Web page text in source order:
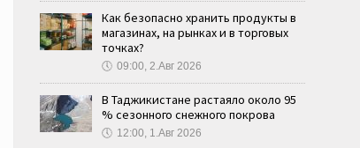
Как безопасно хранить продукты в
магазинах, на рынках и в торговых
точках?
🕔 09:00, 2.Авг 2026
В Таджикистане растаяло около 95
% сезонного снежного покрова
🕔 12:00, 1.Авг 2026